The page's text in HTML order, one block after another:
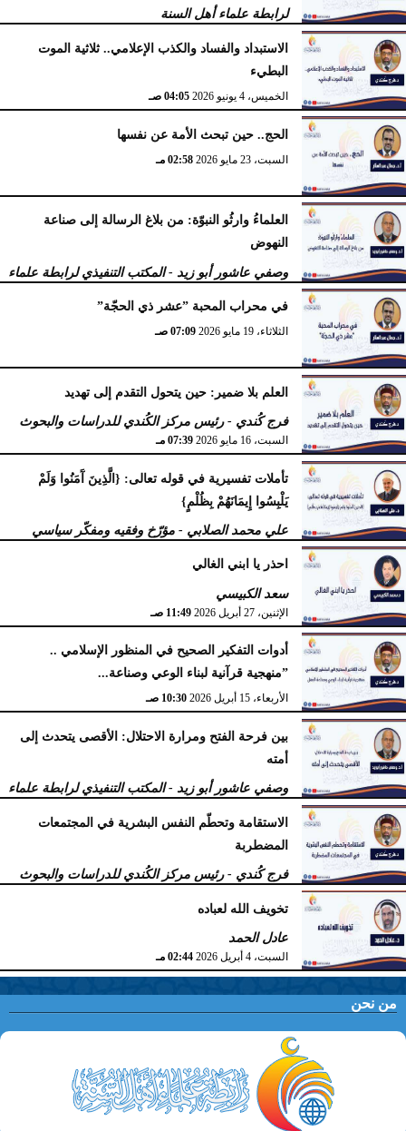
لرابطة علماء أهل السنة
الثلاثاء، 16 يونيو 2026 10:22 صـ
الاستبداد والفساد والكذب الإعلامي.. ثلاثية الموت
البطيء
الخميس، 4 يونيو 2026 04:05 صـ
الحج.. حين تبحث الأمة عن نفسها
السبت، 23 مايو 2026 02:58 مـ
العلماءُ وارثُو النبوّة: من بلاغ الرسالة إلى صناعة
النهوض
وصفي عاشور أبو زيد - المكتب التنفيذي لرابطة علماء
أهل السنّة
الثلاثاء، 19 مايو 2026 10:44 مـ
في محراب المحبة ”عشر ذي الحجّة”
الثلاثاء، 19 مايو 2026 07:09 صـ
العلم بلا ضمير: حين يتحول التقدم إلى تهديد
فرج كُندي - رئيس مركز الكُندي للدراسات والبحوث
السبت، 16 مايو 2026 07:39 مـ
تأملات تفسيرية في قوله تعالى: {الَّذِينَ آَمَنُوا وَلَمْ
يَلْبِسُوا إِيمَانَهُمْ بِظُلْمٍ}
علي محمد الصلابي - مؤرّخ وفقيه ومفكّر سياسي
الإثنين، 27 أبريل 2026 11:55 صـ
احذر يا ابني الغالي
سعد الكبيسي
الإثنين، 27 أبريل 2026 11:49 صـ
أدوات التفكير الصحيح في المنظور الإسلامي ..
”منهجية قرآنية لبناء الوعي وصناعة...
الأربعاء، 15 أبريل 2026 10:30 صـ
بين فرحة الفتح ومرارة الاحتلال: الأقصى يتحدث إلى
أمته
وصفي عاشور أبو زيد - المكتب التنفيذي لرابطة علماء
أهل السنّة
الخميس، 9 أبريل 2026 11:38 صـ
الاستقامة وتحطّم النفس البشرية في المجتمعات
المضطربة
فرج كُندي - رئيس مركز الكُندي للدراسات والبحوث
السبت، 4 أبريل 2026 02:51 مـ
تخويف الله لعباده
عادل الحمد
السبت، 4 أبريل 2026 02:44 مـ
من نحن